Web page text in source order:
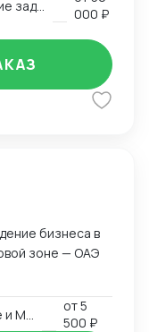
000 ₽
бизнеса в
зоне — ОАЭ
от5
500 ₽